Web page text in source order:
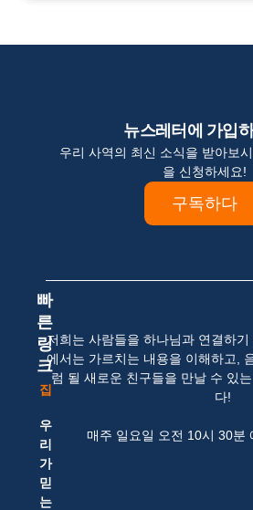
뉴스레터에 가입
우리 사역의 최신 소식을 받아보
을 신청하세요!
구독하다
빠
른
링
크
집
우
리
가
믿
는
저희는 사람들을 하나님과 연결하
에서는 가르치는 내용을 이해하고,
럼 될 새로운 친구들을 만날 수 있
다!
매주 일요일 오전 10시 30분